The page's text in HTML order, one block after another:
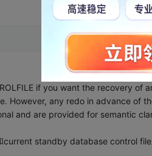
if you want the recovery of
However, any redo in advance of
and are provided for semantic
standby database control file